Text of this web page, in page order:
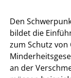
Den
bildet die
zum Schutz von
an der